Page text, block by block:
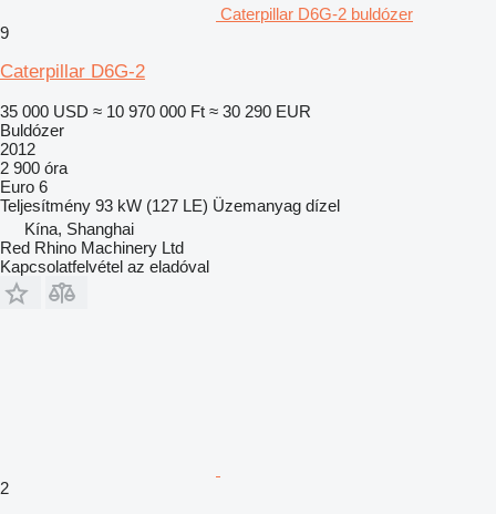
Caterpillar D6G-2 buldózer
9
Caterpillar D6G-2
35 000 USD ≈ 10 970 000 Ft ≈ 30 290 EUR
Buldózer
2012
2 900 óra
Euro 6
Teljesítmény 93 kW (127 LE) Üzemanyag dízel
Kína, Shanghai
Red Rhino Machinery Ltd
Kapcsolatfelvétel az eladóval
2